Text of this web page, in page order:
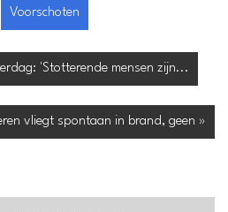
Voorschoten
'Stotterende mensen zijn...
vliegt spontaan in brand, geen »